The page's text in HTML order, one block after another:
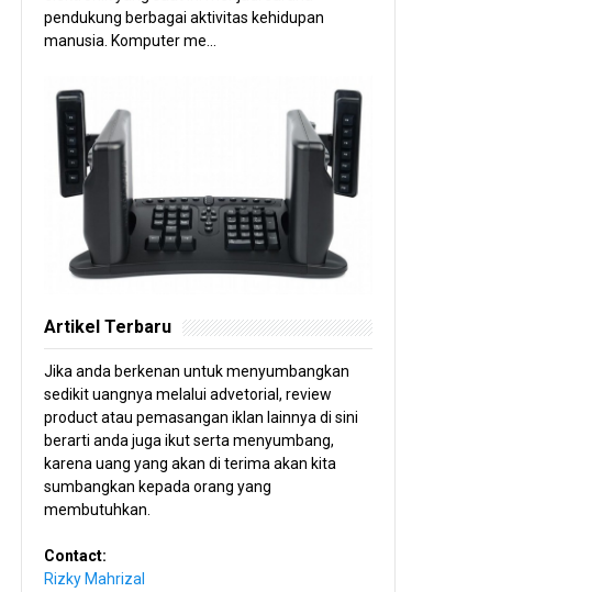
pendukung berbagai aktivitas kehidupan
manusia. Komputer me...
Artikel Terbaru
Jika anda berkenan untuk menyumbangkan
sedikit uangnya melalui advetorial, review
product atau pemasangan iklan lainnya di sini
berarti anda juga ikut serta menyumbang,
karena uang yang akan di terima akan kita
sumbangkan kepada orang yang
membutuhkan.
Contact:
Rizky Mahrizal